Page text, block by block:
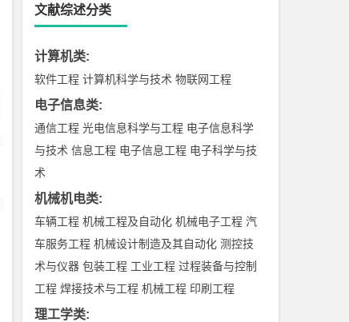
文献综述分类
计算机类:
软件工程 计算机科学与技术 物联网工程
电子信息类:
通信工程 光电信息科学与工程 电子信息科学
与技术 信息工程 电子信息工程 电子科学与技
术
机械机电类:
车辆工程 机械工程及自动化 机械电子工程 汽
车服务工程 机械设计制造及其自动化 测控技
术与仪器 包装工程 工业工程 过程装备与控制
工程 焊接技术与工程 机械工程 印刷工程
理工学类: